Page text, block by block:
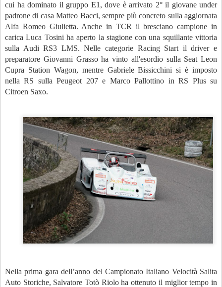
cui ha dominato il gruppo E1, dove è arrivato 2° il giovane under
padrone di casa Matteo Bacci, sempre più concreto sulla aggiornata
Alfa Romeo Giulietta. Anche in TCR il bresciano campione in
carica Luca Tosini ha aperto la stagione con una squillante vittoria
sulla Audi RS3 LMS. Nelle categorie Racing Start il driver e
preparatore Giovanni Grasso ha vinto all'esordio sulla Seat Leon
Cupra Station Wagon, mentre Gabriele Bissicchini si è imposto
nella RS sulla Peugeot 207 e Marco Pallottino in RS Plus su
Citroen Saxo.
Nella prima gara dell’anno del Campionato Italiano Velocità Salita
Auto Storiche, Salvatore Totò Riolo ha ottenuto il miglior tempo in